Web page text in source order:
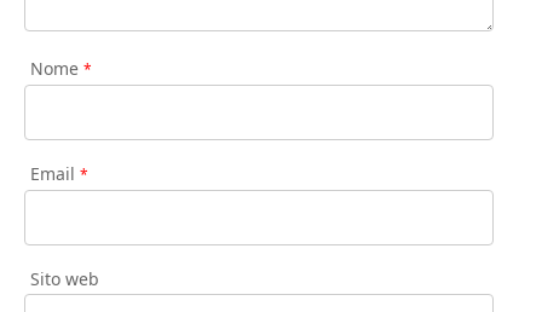
Nome *
Email *
Sito web